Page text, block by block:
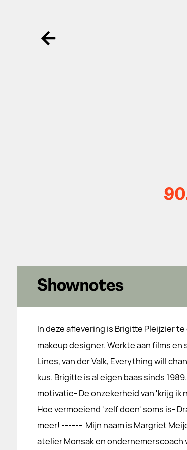
Ga terug
Shownotes
In deze aflevering is Brigitte Pleijzier te
makeup designer. Werkte aan films en
Lines, van der Valk, Everything will
kus. Brigitte is al eigen baas sinds
motivatie- De onzekerheid van 'krijg
Hoe vermoeiend 'zelf doen' soms is-
meer! ------ Mijn naam is Margriet
atelier Monsak en ondernemerscoach